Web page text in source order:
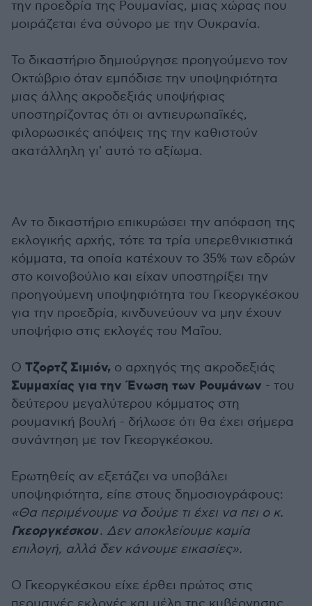
την προεδρία της Ρουμανίας, μιας χώρας που
μοιράζεται ένα σύνορο με την Ουκρανία.
Το δικαστήριο δημιούργησε προηγούμενο τον
Οκτώβριο όταν εμπόδισε την υποψηφιότητα
μιας άλλης ακροδεξιάς υποψήφιας
υποστηρίζοντας ότι οι αντιευρωπαϊκές,
φιλορωσικές απόψεις της την καθιστούν
ακατάλληλη γι' αυτό το αξίωμα.
Αν το δικαστήριο επικυρώσει την απόφαση της
εκλογικής αρχής, τότε τα τρία υπερεθνικιστικά
κόμματα, τα οποία κατέχουν το 35% των εδρών
στο κοινοβούλιο και είχαν υποστηρίξει την
προηγούμενη υποψηφιότητα του Γκεοργκέσκου
για την προεδρία, κινδυνεύουν να μην έχουν
υποψήφιο στις εκλογές του Μαΐου.
Ο Τζορτζ Σιμιόν, ο αρχηγός της ακροδεξιάς
Συμμαχίας για την Ένωση των Ρουμάνων - του
δεύτερου μεγαλύτερου κόμματος στη
ρουμανική βουλή - δήλωσε ότι θα έχει σήμερα
συνάντηση με τον Γκεοργκέσκου.
Ερωτηθείς αν εξετάζει να υποβάλει
υποψηφιότητα, είπε στους δημοσιογράφους:
«Θα περιμένουμε να δούμε τι έχει να πει ο κ.
Γκεοργκέσκου. Δεν αποκλείουμε καμία
επιλογή, αλλά δεν κάνουμε εικασίες».
Ο Γκεοργκέσκου είχε έρθει πρώτος στις